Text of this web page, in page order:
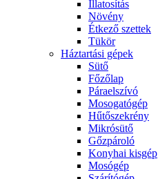
Illatosítás
Növény
Étkező szettek
Tükör
Háztartási gépek
Sütő
Főzőlap
Páraelszívó
Mosogatógép
Hűtőszekrény
Mikrósütő
Gőzpároló
Konyhai kisgép
Mosógép